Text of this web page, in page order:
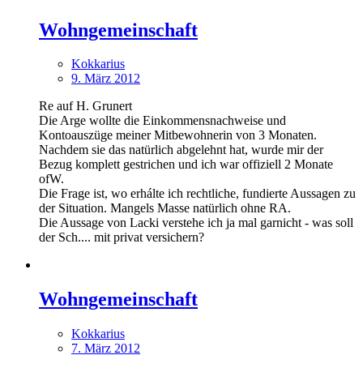
Wohngemeinschaft
Kokkarius
9. März 2012
Re auf H. Grunert
Die Arge wollte die Einkommensnachweise und
Kontoauszüge meiner Mitbewohnerin von 3 Monaten.
Nachdem sie das natürlich abgelehnt hat, wurde mir der
Bezug komplett gestrichen und ich war offiziell 2 Monate
ofW.
Die Frage ist, wo erhálte ich rechtliche, fundierte Aussagen zu
der Situation. Mangels Masse natürlich ohne RA.
Die Aussage von Lacki verstehe ich ja mal garnicht - was soll
der Sch.... mit privat versichern?
Wohngemeinschaft
Kokkarius
7. März 2012